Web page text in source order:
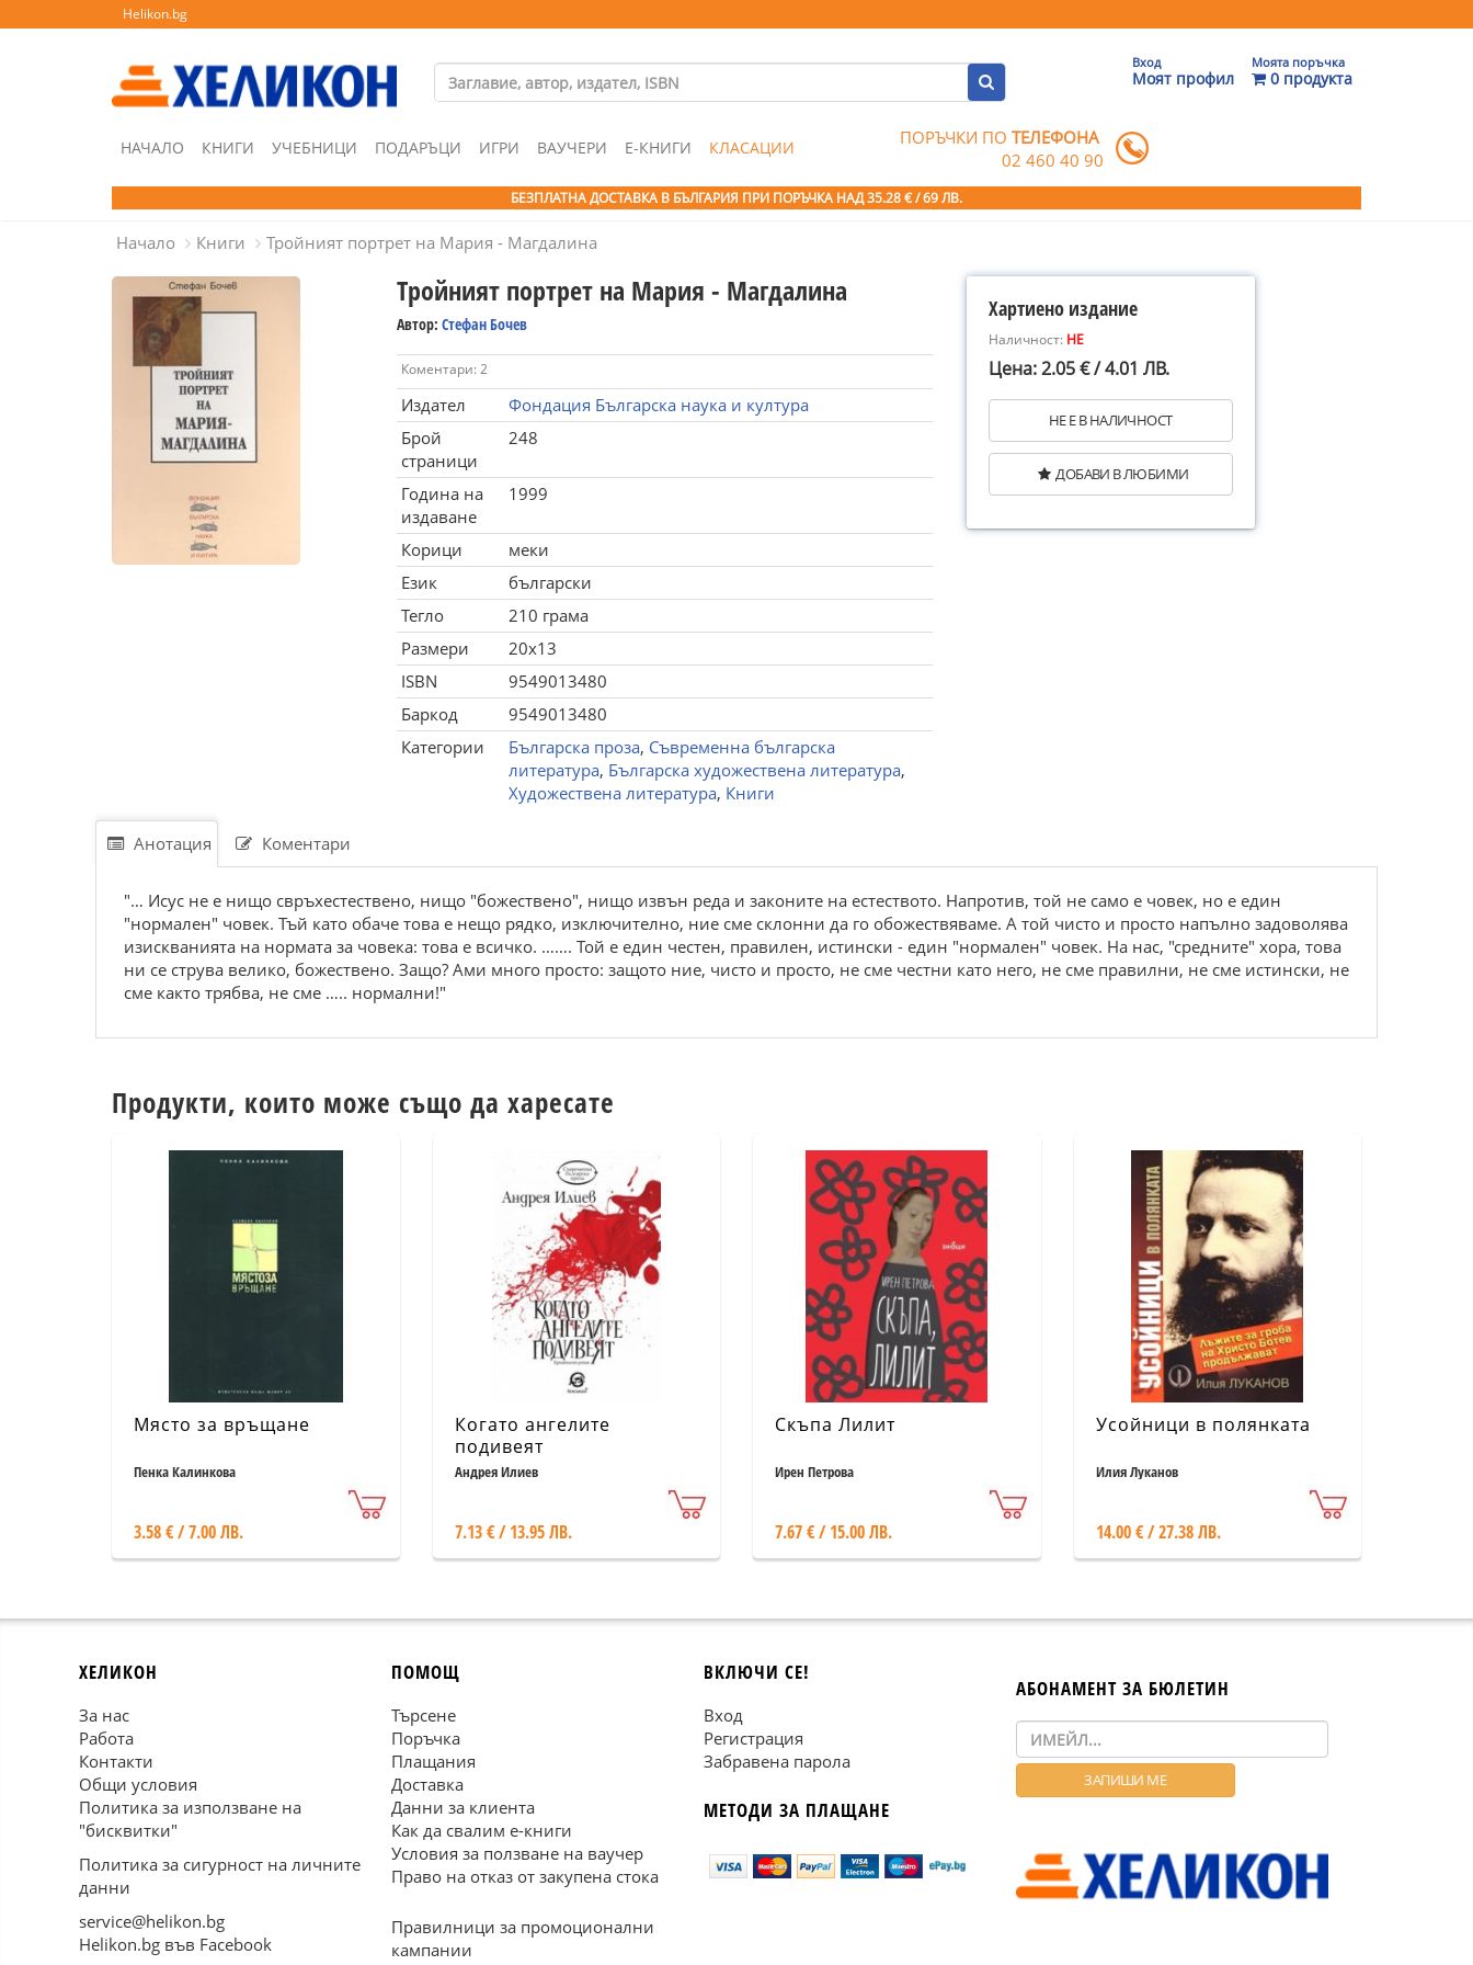
Helikon.bg
Вход
Моят профил
Моята поръчка
0 продукта
НАЧАЛО КНИГИ УЧЕБНИЦИ ПОДАРЪЦИ ИГРИ ВАУЧЕРИ Е-КНИГИ КЛАСАЦИИ ПОРЪЧКИ ПОТЕЛЕФОНА
02 460 40 90
БЕЗПЛАТНА ДОСТАВКА В БЪЛГАРИЯ ПРИ ПОРЪЧКА НАД 35.28 € / 69 ЛВ.
Начало Книги Тройният портрет на Мария - Магдалина
Тройният портрет на Мария - Магдалина
Автор: Стефан Бочев
Коментари: 2
Издател
Фондация Българска наука и култура
Брой
страници
248
Година на
издаване
1999
Корици
меки
Език
български
Тегло
210 грама
Размери
20x13
ISBN
9549013480
Баркод
9549013480
Категории
Българска проза, Съвременна българска
литература, Българска художествена литература,
Художествена литература, Книги
Хартиено издание
Наличност: НЕ
Цена: 2.05 € / 4.01 ЛВ.
НЕ Е В НАЛИЧНОСТ
ДОБАВИ В ЛЮБИМИ
Анотация Коментари
"… Исус не е нищо свръхестествено, нищо "божествено", нищо извън реда и законите на естеството. Напротив, той не само е човек, но е един
"нормален" човек. Тъй като обаче това е нещо рядко, изключително, ние сме склонни да го обожествяваме. А той чисто и просто напълно задоволява
изискванията на нормата за човека: това е всичко. ……. Той е един честен, правилен, истински - един "нормален" човек. На нас, "средните" хора, това
ни се струва велико, божествено. Защо? Ами много просто: защото ние, чисто и просто, не сме честни като него, не сме правилни, не сме истински, не
сме както трябва, не сме ….. нормални!"
Продукти, които може също да харесате
Място за връщане
Пенка Калинкова
3.58 € / 7.00 ЛВ.
Когато ангелите
подивеят
Андрея Илиев
7.13 € / 13.95 ЛВ.
Скъпа Лилит
Ирен Петрова
7.67 € / 15.00 ЛВ.
Усойници в полянката
Илия Луканов
14.00 € / 27.38 ЛВ.
ХЕЛИКОН
За нас
Работа
Контакти
Общи условия
Политика за използване на
"бисквитки"
Политика за сигурност на личните
данни
service@helikon.bg
Helikon.bg във Facebook
ПОМОЩ
Търсене
Поръчка
Плащания
Доставка
Данни за клиента
Как да свалим е-книги
Условия за ползване на ваучер
Право на отказ от закупена стока
Правилници за промоционални
кампании
ВКЛЮЧИ СЕ!
Вход
Регистрация
Забравена парола
МЕТОДИ ЗА ПЛАЩАНЕ
АБОНАМЕНТ ЗА БЮЛЕТИН